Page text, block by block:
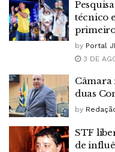
técnico
by Portal
3 DE
Câmara
duas
by
STF
de